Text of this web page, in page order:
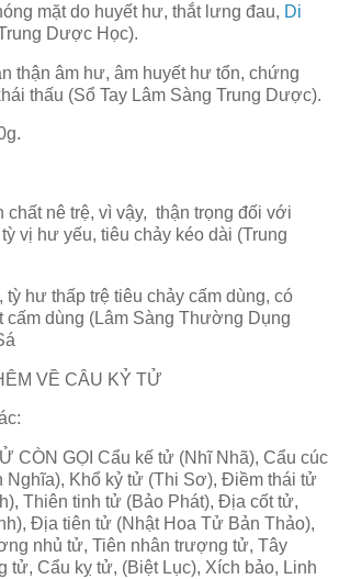
mặt do huyết hư, thắt lưng đau, Di
Dược Học).
thận âm hư, âm huyết hư tổn, chứng
thấu (Sổ Tay Lâm Sàng Trung Dược).
chất nê trệ, vì vậy, thận trọng đối với
vị hư yếu, tiêu chảy kéo dài (Trung
hư thấp trệ tiêu chảy cấm dùng, có
cấm dùng (Lâm Sàng Thường Dụng
VỀ CÂU KỶ TỬ
CÒN GỌI Cẩu kế tử (Nhĩ Nhã), Cẩu cúc
Nghĩa), Khổ kỷ tử (Thi Sơ), Điềm thái tử
Thiên tinh tử (Bảo Phát), Địa cốt tử,
Địa tiên tử (Nhật Hoa Tử Bản Thảo),
nhủ tử, Tiên nhân trượng tử, Tây
tử, Cẩu kỵ tử, (Biệt Lục), Xích bảo, Linh